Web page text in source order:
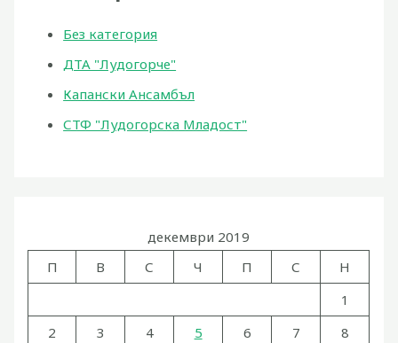
Без категория
ДТА "Лудогорче"
Капански Ансамбъл
СТФ "Лудогорска Младост"
декември 2019
П
В С Ч П С
Н
1
2
3 4 5 6 7
8